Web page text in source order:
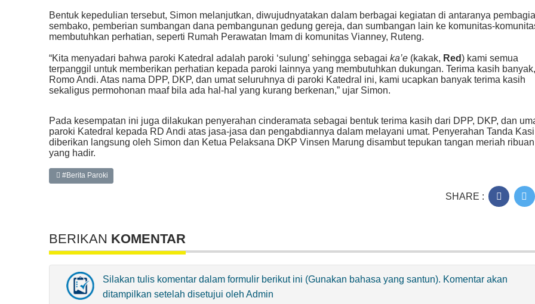
Bentuk kepedulian tersebut, Simon melanjutkan, diwujudnyatakan dalam berbagai kegiatan di antaranya
sembako, pemberian sumbangan dana pembangunan gedung gereja, dan sumbangan lain ke komunitas-
membutuhkan perhatian, seperti Rumah Perawatan Imam di komunitas Vianney, Ruteng.
“Kita menyadari bahwa paroki Katedral adalah paroki ‘sulung’ sehingga sebagai ka’e (kakak, Red) kami semua
terpanggil untuk memberikan perhatian kepada paroki lainnya yang membutuhkan dukungan. Terima kasih banyak,
Romo Andi. Atas nama DPP, DKP, dan umat seluruhnya di paroki Katedral ini, kami ucapkan banyak terima kasih
sekaligus permohonan maaf bila ada hal-hal yang kurang berkenan,” ujar Simon.
Pada kesempatan ini juga dilakukan penyerahan cinderamata sebagai bentuk terima kasih dari DPP, DKP, dan
paroki Katedral kepada RD Andi atas jasa-jasa dan pengabdiannya dalam melayani umat. Penyerahan Tanda
diberikan langsung oleh Simon dan Ketua Pelaksana DKP Vinsen Marung disambut tepukan tangan meriah
yang hadir.
#Berita Paroki
SHARE :
BERIKAN KOMENTAR
Silakan tulis komentar dalam formulir berikut ini (Gunakan bahasa yang santun). Komentar akan
ditampilkan setelah disetujui oleh Admin